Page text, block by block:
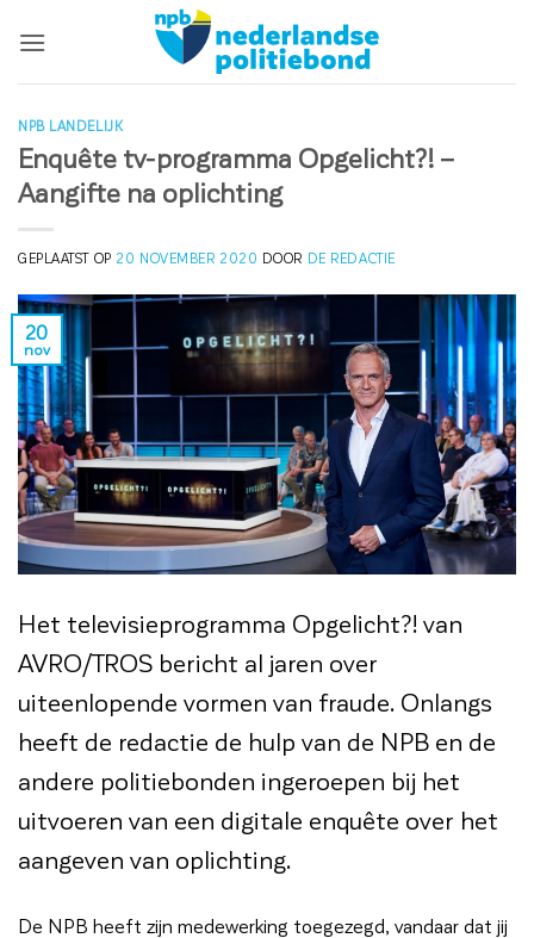
naar
NPB LANDELIJK
Enquête tv-programma Opgelicht?! –
Aangifte na oplichting
GEPLAATST OP 20 NOVEMBER 2020 DOOR DE REDACTIE
20
nov
Het televisieprogramma Opgelicht?! van
AVRO/TROS bericht al jaren over
uiteenlopende vormen van fraude. Onlangs
heeft de redactie de hulp van de NPB en de
andere politiebonden ingeroepen bij het
uitvoeren van een digitale enquête over het
aangeven van oplichting.
De NPB heeft zijn medewerking toegezegd, vandaar dat jij